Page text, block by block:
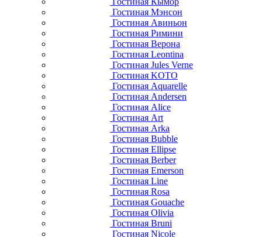
Гостиная Мэнсон
Гостиная Авиньон
Гостиная Римини
Гостиная Верона
Гостиная Leontina
Гостиная Jules Verne
Гостиная KOTO
Гостиная Aquarelle
Гостиная Andersen
Гостиная Alice
Гостиная Art
Гостиная Arka
Гостиная Bubble
Гостиная Ellipse
Гостиная Berber
Гостиная Emerson
Гостиная Line
Гостиная Rosa
Гостиная Gouache
Гостиная Olivia
Гостиная Bruni
Гостиная Nicole